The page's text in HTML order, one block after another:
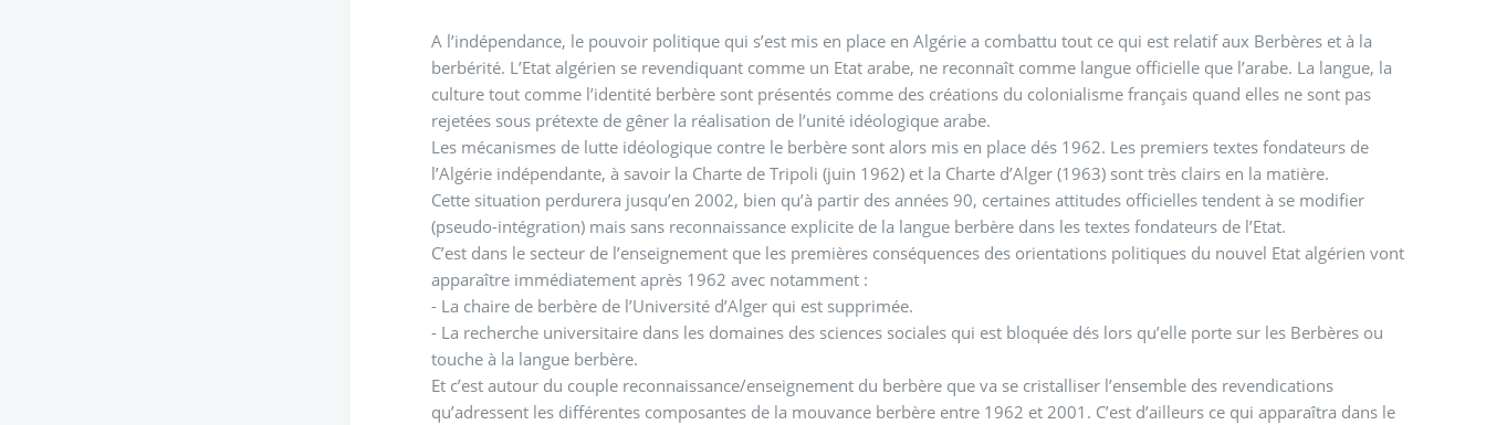
A l’indépendance, le pouvoir politique qui s’est mis en place en Algérie a combattu tout ce qui est relatif aux Berbères et à la
berbérité. L’Etat algérien se revendiquant comme un Etat arabe, ne reconnaît comme langue officielle que l’arabe. La langue, la
culture tout comme l’identité berbère sont présentés comme des créations du colonialisme français quand elles ne sont pas
rejetées sous prétexte de gêner la réalisation de l’unité idéologique arabe.
Les mécanismes de lutte idéologique contre le berbère sont alors mis en place dés 1962. Les premiers textes fondateurs de
l’Algérie indépendante, à savoir la Charte de Tripoli (juin 1962) et la Charte d’Alger (1963) sont très clairs en la matière.
Cette situation perdurera jusqu’en 2002, bien qu’à partir des années 90, certaines attitudes officielles tendent à se modifier
(pseudo-intégration) mais sans reconnaissance explicite de la langue berbère dans les textes fondateurs de l’Etat.
C’est dans le secteur de l’enseignement que les premières conséquences des orientations politiques du nouvel Etat algérien vont
apparaître immédiatement après 1962 avec notamment :
- La chaire de berbère de l’Université d’Alger qui est supprimée.
- La recherche universitaire dans les domaines des sciences sociales qui est bloquée dés lors qu’elle porte sur les Berbères ou
touche à la langue berbère.
Et c’est autour du couple reconnaissance/enseignement du berbère que va se cristalliser l’ensemble des revendications
qu’adressent les différentes composantes de la mouvance berbère entre 1962 et 2001. C’est d’ailleurs ce qui apparaîtra dans le